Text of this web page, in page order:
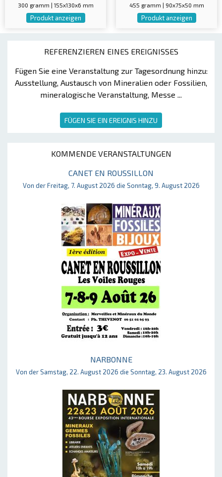
REFERENZIEREN EINES EREIGNISSES
Fügen Sie eine Veranstaltung zur Tagesordnung hinzu:
Ausstellung, Austausch von Mineralien oder Fossilien,
mineralogische Veranstaltung, Messe ...
FÜGEN SIE EIN EREIGNIS HINZU
KOMMENDE VERANSTALTUNGEN
CANET EN ROUSSILLON
Von der Freitag, 7. August 2026 die Sonntag, 9. August 2026
NARBONNE
Von der Samstag, 22. August 2026 die Sonntag, 23. August 2026
300 gramm | 155x130x6 mm
Produkt anzeigen
455 gramm | 90x75x50 mm
Produkt anzeigen